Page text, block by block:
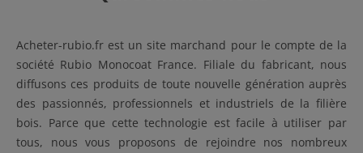
Acheter-rubio.fr est un site marchand pour le compte de la
société Rubio Monocoat France. Filiale du fabricant, nous
diffusons ces produits de toute nouvelle génération auprès
des passionnés, professionnels et industriels de la filière
bois. Parce que cette technologie est facile à utiliser par
tous, nous vous proposons de rejoindre nos nombreux